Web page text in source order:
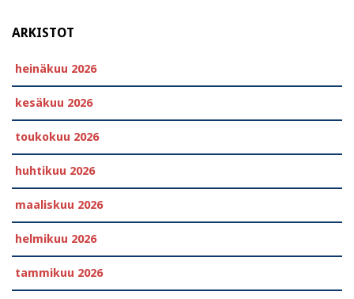
ARKISTOT
heinäkuu 2026
kesäkuu 2026
toukokuu 2026
huhtikuu 2026
maaliskuu 2026
helmikuu 2026
tammikuu 2026